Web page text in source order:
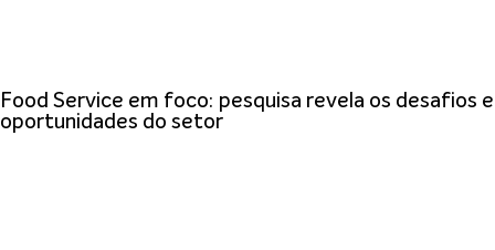
Food Service em foco: pesquisa revela os desafios e
oportunidades do setor